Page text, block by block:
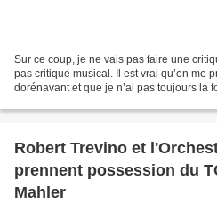
Sur ce coup, je ne vais pas faire une
pas critique musical. Il est vrai qu’on me
dorénavant et que je n’ai pas toujours la
Robert Trevino et
prennent possession du
Mahler